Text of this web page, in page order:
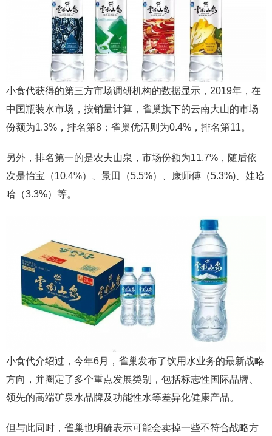
小食代获得的第三方市场调研机构的数据显示，2019年，在
中国瓶装水市场，按销量计算，雀巢旗下的云南大山的市场
份额为1.3%，排名第8；雀巢优活则为0.4%，排名第11。
另外，排名第一的是农夫山泉，市场份额为11.7%，随后依
次是怡宝（10.4%）、景田（5.5%）、康师傅（5.3%)、娃哈
哈（3.3%）等。
小食代介绍过，今年6月，雀巢发布了饮用水业务的最新战略
方向，并圈定了多个重点发展类别，包括标志性国际品牌、
领先的高端矿泉水品牌及功能性水等差异化健康产品。
但与此同时，雀巢也明确表示可能会卖掉一些不符合战略方